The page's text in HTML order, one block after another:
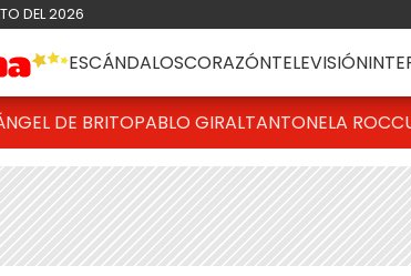
DEL 2026
ESCÁNDALOSCORAZÓNTELEVISIÓN
DE BRITOPABLO GIRALTANTONELA